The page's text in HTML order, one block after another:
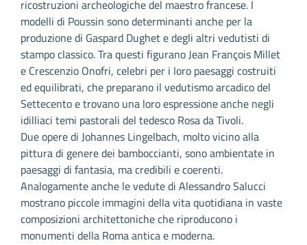
ricostruzioni archeologiche del maestro francese. I
modelli di Poussin sono determinanti anche per la
produzione di Gaspard Dughet e degli altri vedutisti di
stampo classico. Tra questi figurano Jean François Millet
e Crescenzio Onofri, celebri per i loro paesaggi costruiti
ed equilibrati, che preparano il vedutismo arcadico del
Settecento e trovano una loro espressione anche negli
idilliaci temi pastorali del tedesco Rosa da Tivoli.
Due opere di Johannes Lingelbach, molto vicino alla
pittura di genere dei bamboccianti, sono ambientate in
paesaggi di fantasia, ma credibili e coerenti.
Analogamente anche le vedute di Alessandro Salucci
mostrano piccole immagini della vita quotidiana in vaste
composizioni architettoniche che riproducono i
monumenti della Roma antica e moderna.